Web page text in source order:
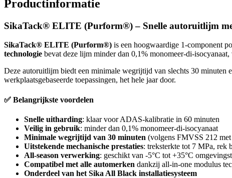
Productinformatie
SikaTack® ELITE (Purform®) – Snelle autoruitlijm
SikaTack® ELITE (Purform®) is een hoogwaardige 1-component
technologie bevat deze lijm minder dan 0,1% monomeer-di-
Deze autoruitlijm biedt een minimale wegrijtijd van slechts 30
werkplaatsgebaseerde toepassingen, het hele jaar door.
✅ Belangrijkste voordelen
Snelle uitharding: klaar voor ADAS-kalibratie in 60 minuten
Veilig in gebruik: minder dan 0,1% monomeer-di-isocyanaat
Minimale wegrijtijd van 30 minuten (volgens FMVSS 212
Uitstekende mechanische prestaties: treksterkte tot 7 MPa, rek
All-season verwerking: geschikt van -5°C tot +35°C
Compatibel met alle automerken dankzij all-in-one modulus
Onderdeel van het Sika All Black installatiesysteem